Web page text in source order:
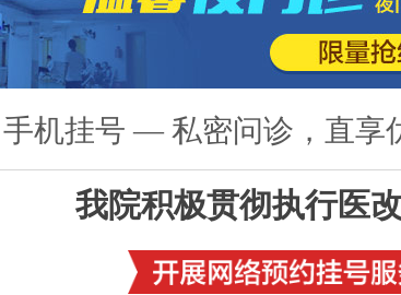
手机挂号 — 私密问诊，直享
我院积极贯彻执行医